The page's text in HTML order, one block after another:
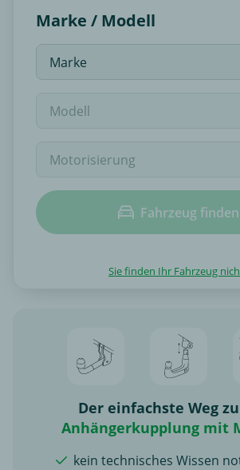
Marke / Modell
Fahrzeug finden
Sie finden Ihr Fahrzeug
Der einfachste Weg
Anhängerkupplung mit
kein technisches Wissen